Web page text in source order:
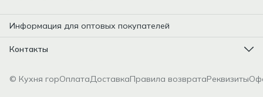
Информация для оптовых покупателей
Контакты
Яблоновский
© Кухня горОплатаДоставкаПравила возвратаРеквизиты